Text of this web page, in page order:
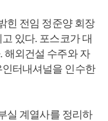
힌 전임 정준양 회장
있다. 포스코가 대
해외건설 수주와 자
터내셔널을 인수한
실 계열사를 정리하